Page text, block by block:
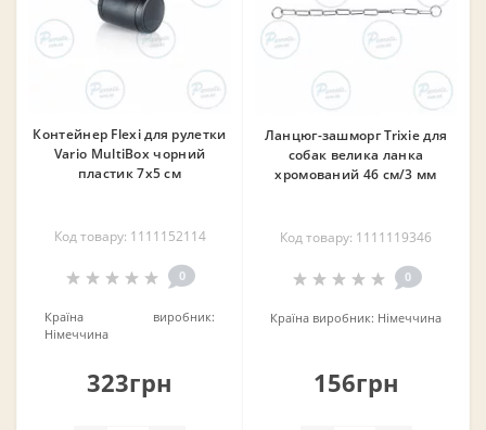
Контейнер Flexi для рулетки
Vario MultiBox чорний
пластик 7х5 см
Код товару: 1111152114
0
Країна виробник:
Німеччина
323грн
Ланцюг-зашморг Trixie для
собак велика ланка
хромований 46 см/3 мм
Код товару: 1111119346
0
Країна виробник: Німеччина
156грн